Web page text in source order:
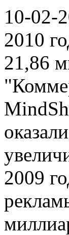
10-02-
2010
21,86
2009